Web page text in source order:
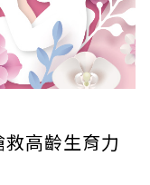
救高齡生育力